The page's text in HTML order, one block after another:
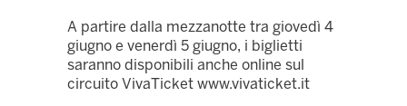
A partire dalla mezzanotte tra giovedì 4
giugno e venerdì 5 giugno, i biglietti
saranno disponibili anche online sul
circuito VivaTicket www.vivaticket.it